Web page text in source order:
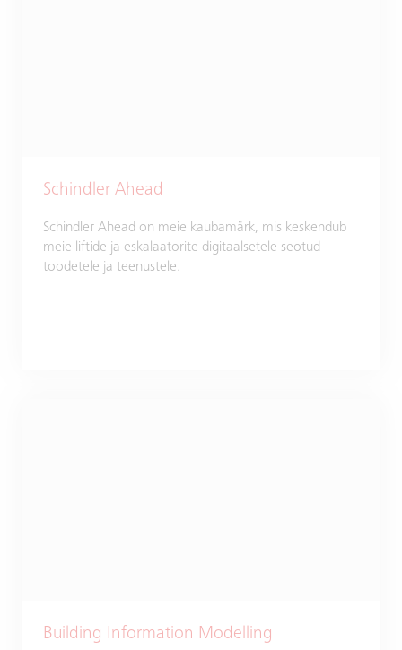
Schindler Ahead
Schindler Ahead on meie kaubamärk, mis keskendub
meie liftide ja eskalaatorite digitaalsetele seotud
toodetele ja teenustele.
Building Information Modelling